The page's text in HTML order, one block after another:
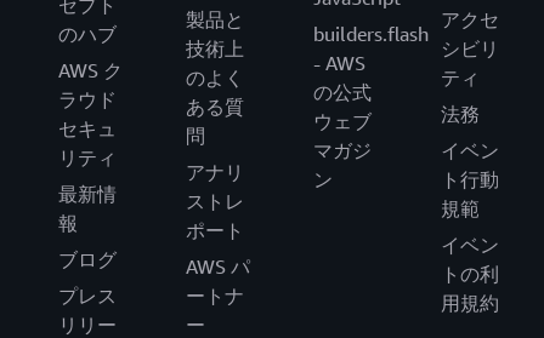
のハブ
AWS ク
ラウド
セキュ
リティ
最新情
報
ブログ
プレス
リリー
製品と
技術上
のよく
ある質
問
アナリ
ストレ
ポート
AWS パ
ートナ
ー
builders.flash
- AWS
の公式
ウェブ
マガジ
ン
アクセ
シビリ
ティ
法務
イベン
ト行動
規範
イベン
トの利
用規約